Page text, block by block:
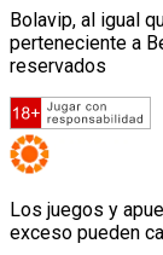
Bolavip, al igual
perteneciente a
reservados
Los juegos y
exceso pueden